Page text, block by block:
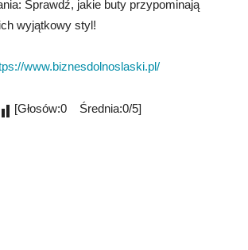
Sprawdź, jakie buty przypominają
wyjątkowy styl!
www.biznesdolnoslaski.pl/
[Głosów:0 Średnia:0/5]